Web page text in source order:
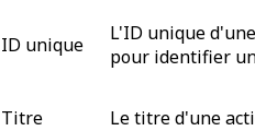
ID unique
L'ID unique
pour identifier
Titre Le titre d'une